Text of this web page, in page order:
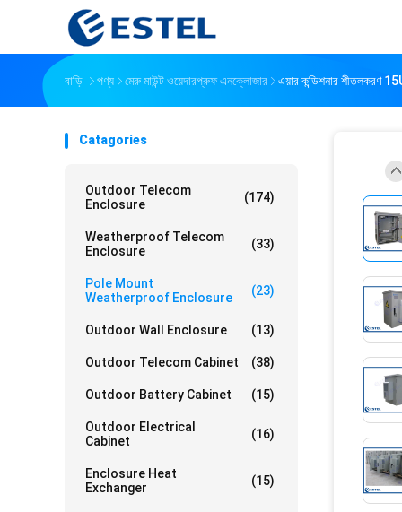
বাড়ি পণ্য মেরু মাউন্ট ওয়েদারপ্রুফ এনক্লোজার এয়ার কন্ডিশনার শীতলকরণ
Catagories
Outdoor Telecom
Enclosure
(174)
Weatherproof Telecom
Enclosure
(33)
Pole Mount
Weatherproof Enclosure
(23)
Outdoor Wall Enclosure (13)
Outdoor Telecom Cabinet (38)
Outdoor Battery Cabinet (15)
Outdoor Electrical
Cabinet
(16)
Enclosure Heat
Exchanger
(15)